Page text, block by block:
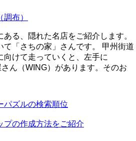
布）
ある、隠れた名店をご紹介します。
て「さちの家」さんです。 甲州街道
向けて走っていくと、左手に
ん（WING）があります。そのお
パズルの検索順位
プの作成方法をご紹介